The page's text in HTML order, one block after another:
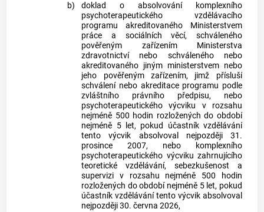
b)
doklad o absolvování komplexního
psychoterapeutického vzdělávacího
programu akreditovaného Ministerstvem
práce a sociálních věcí, schváleného
pověřeným zařízením Ministerstva
zdravotnictví nebo schváleného nebo
akreditovaného jiným ministerstvem nebo
jeho pověřeným zařízením, jimž přísluší
schválení nebo akreditace programu podle
zvláštního právního předpisu, nebo
psychoterapeutického výcviku v rozsahu
nejméně 500 hodin rozložených do období
nejméně 5 let, pokud účastník vzdělávání
tento výcvik absolvoval nejpozději 31.
prosince 2007, nebo komplexního
psychoterapeutického výcviku zahrnujícího
teoretické vzdělávání, sebezkušenost a
supervizi v rozsahu nejméně 500 hodin
rozložených do období nejméně 5 let, pokud
účastník vzdělávání tento výcvik absolvoval
nejpozději 30. června 2026,